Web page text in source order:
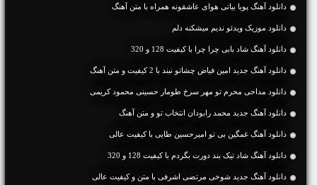
دانلود آهنگ پویا بیاتی هوای عاشقونه همراه با متن آهنگ
دانلود موزیک ویدئو ندیم میشکنه دلم
دانلود آهنگ شاد بابی چرا چرا با کیفیت 128 و 320
دانلود آهنگ جديد امین فیاض چشاتو نبند با 2 کیفیت و متن آهنگ
دانلود مداحی محرم تو مهر سرخ طومار حسینی محمود کریمی
دانلود آهنگ جديد محمد رابودان انتخاب تو و متن آهنگ
دانلود آهنگ غمگین بی تو امیرحسین طایی با کیفیت عالی
دانلود آهنگ شاد تیک بند دورت بگردم با کیفیت 128 و 320
دانلود آهنگ جديد شوخی مرتضی اشرفی با متن و کیفیت عالی